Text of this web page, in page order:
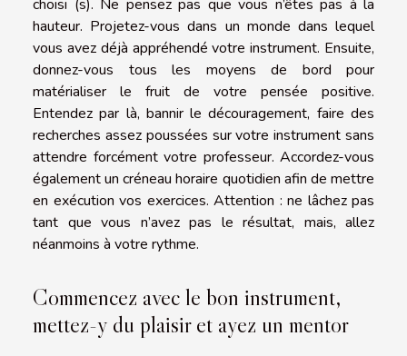
choisi (s). Ne pensez pas que vous n’êtes pas à la
hauteur. Projetez-vous dans un monde dans lequel
vous avez déjà appréhendé votre instrument. Ensuite,
donnez-vous tous les moyens de bord pour
matérialiser le fruit de votre pensée positive.
Entendez par là, bannir le découragement, faire des
recherches assez poussées sur votre instrument sans
attendre forcément votre professeur. Accordez-vous
également un créneau horaire quotidien afin de mettre
en exécution vos exercices. Attention : ne lâchez pas
tant que vous n’avez pas le résultat, mais, allez
néanmoins à votre rythme.
Commencez avec le bon instrument,
mettez-y du plaisir et ayez un mentor